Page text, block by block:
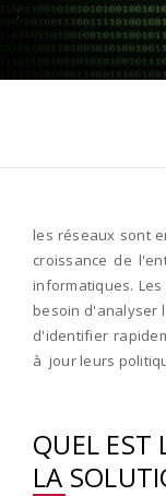
;
les réseaux sont
croissance de
informatiques.
besoin d'analyser
d'identifier
à jour leurs
QUEL EST
LA